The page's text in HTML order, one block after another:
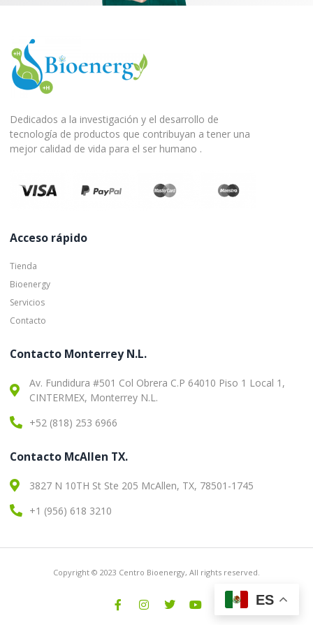
Dedicados a la investigación y el desarrollo de
tecnología de productos que contribuyan a tener una
mejor calidad de vida para el ser humano .
Acceso rápido
Tienda
Bioenergy
Servicios
Contacto
Contacto Monterrey N.L.
Av. Fundidura #501 Col Obrera C.P 64010 Piso 1 Local 1,
CINTERMEX, Monterrey N.L.
+52 (818) 253 6966
Contacto McAllen TX.
3827 N 10TH St Ste 205 McAllen, TX, 78501-1745
+1 (956) 618 3210
Copyright © 2023 Centro Bioenergy, All rights reserved.
ES